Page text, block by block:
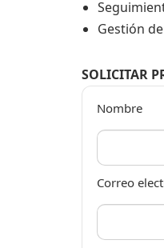
Gestión
SOLICITAR
Nombre
Correo